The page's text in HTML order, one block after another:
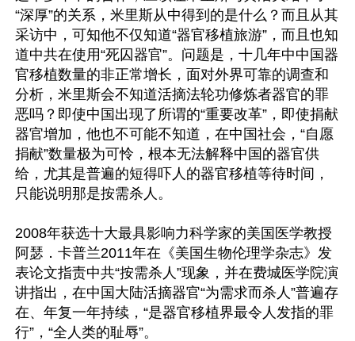
“深厚”的关系，米里斯从中得到的是什么？而且从其
采访中，可知他不仅知道“器官移植旅游”，而且也知
道中共在使用“死囚器官”。问题是，十几年中中国器
官移植数量的非正常增长，面对外界可靠的调查和
分析，米里斯会不知道活摘法轮功修炼者器官的罪
恶吗？即使中国出现了所谓的“重要改革”，即使捐献
器官增加，他也不可能不知道，在中国社会，“自愿
捐献”数量极为可怜，根本无法解释中国的器官供
给，尤其是普遍的短得吓人的器官移植等待时间，
只能说明那是按需杀人。
2008年获选十大最具影响力科学家的美国医学教授
阿瑟．卡普兰2011年在《美国生物伦理学杂志》发
表论文指责中共“按需杀人”现象，并在费城医学院演
讲指出，在中国大陆活摘器官“为需求而杀人”普遍存
在、年复一年持续，“是器官移植界最令人发指的罪
行”，“全人类的耻辱”。